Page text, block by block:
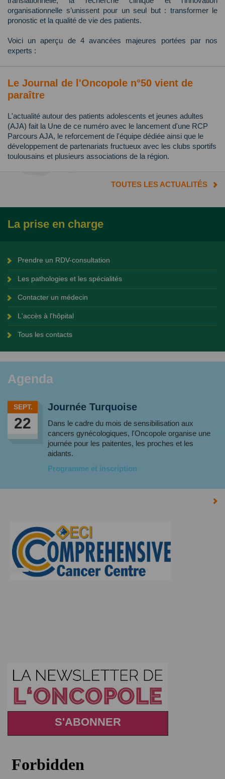
organisationnelle s’unissent pour un seul but : transformer le
pronostic et la qualité de vie des patients.
Voici un aperçu de 4 avancées majeures portées par nos
experts :
Le Journal de l'Oncopole n°50 vient de
paraître
L'actualité autour des patients adolescents et jeunes adultes
(AJA) fait la Une de ce numéro avec le lancement d'une RCP
Parcours AJA, le reforcement de l'équipe dédiée ainsi que le
développement de partenariats fructueux avec les clubs sportifs
toulousains et plusieurs associations de la région.
TOUTES LES ACTUALITÉS
La prise en charge
Prendre un RDV-consultation
Les pathologies et les spécialités
Contacter un médecin
L'accès à l'hôpital
Tous les contacts
Agenda
SEPT.
22
Journée Turquoise
Dans le cadre du mois de sensibilisation aux
cancers gynécologiques, l'Oncopole organise une
journée pour les paitentes, les proches et les
aidants.
Programme et inscription
S'ABONNER